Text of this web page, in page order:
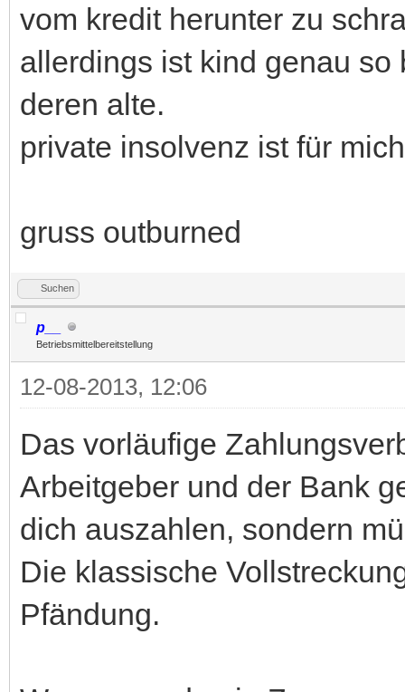
vom kredit herunter zu
allerdings ist kind genau
deren alte.
private insolvenz ist für
gruss outburned
Suchen
p__
Betriebsmittelbereitstellung
12-08-2013, 12:06
Das vorläufige
Arbeitgeber und der Bank
dich auszahlen, sondern
Die klassische
Pfändung.